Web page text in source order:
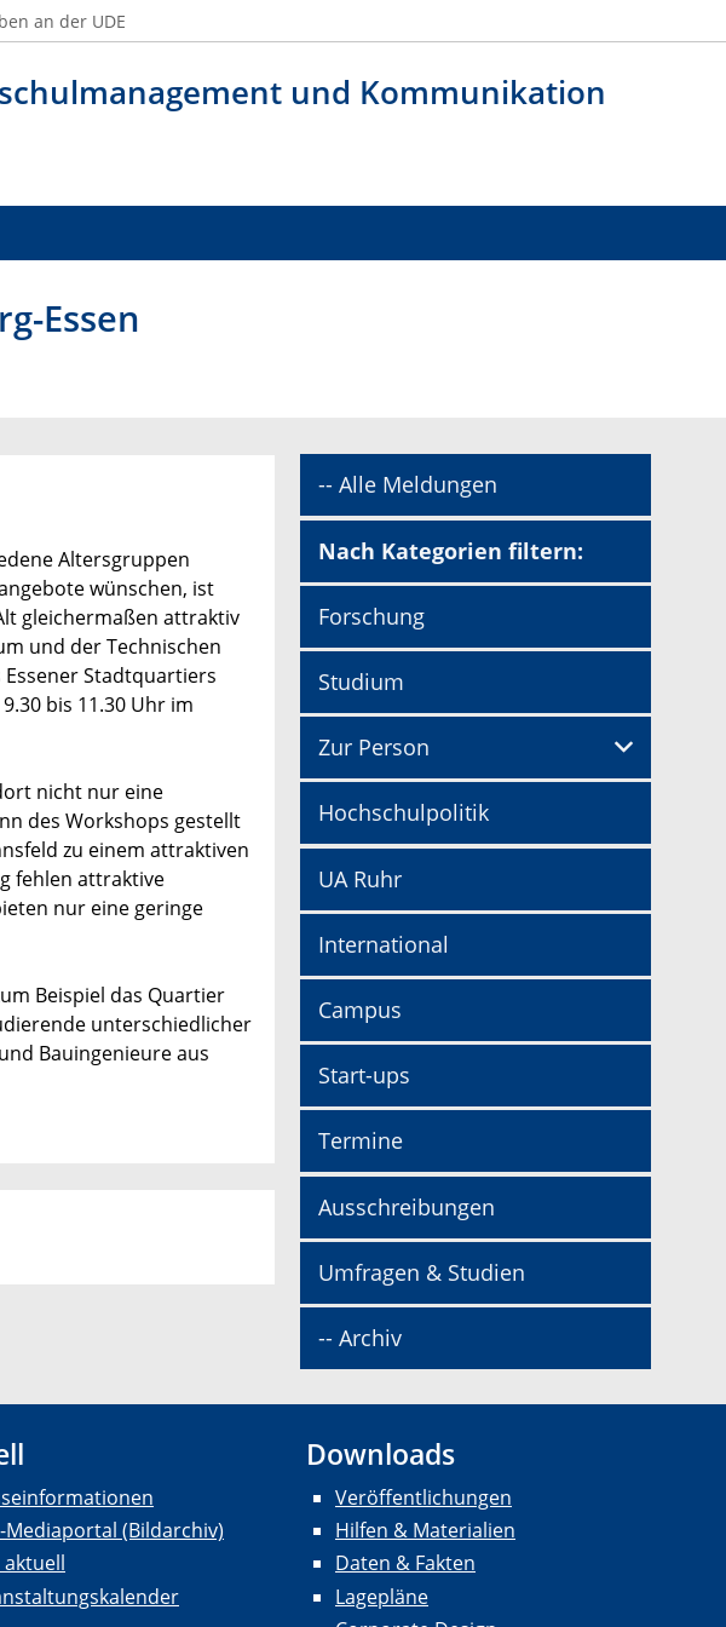
und Kommunikation
an der UDE
Essen
Altersgruppen
wünschen, ist
gleichermaßen attraktiv
und der Technischen
Stadtquartiers
bis 11.30 Uhr im
nicht nur eine
des Workshops gestellt
zu einem attraktiven
fehlen attraktive
nur eine geringe
Beispiel das Quartier
unterschiedlicher
Bauingenieure aus
-- Alle Meldungen
Nach Kategorien filtern:
Forschung
Studium
Zur Person
Hochschulpolitik
UA Ruhr
International
Campus
Start-ups
Termine
Ausschreibungen
Umfragen & Studien
-- Archiv
Mediaportal (Bildarchiv)
aktuell
Downloads
Veröffentlichungen
Hilfen & Materialien
Daten & Fakten
Lagepläne